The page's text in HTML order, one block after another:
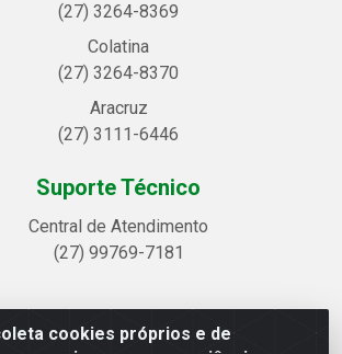
cookies próprios e de
(27) 3264-8369
Colatina
(27) 3264-8370
Aracruz
(27) 3111-6446
Suporte Técnico
Central de Atendimento
(27) 99769-7181
LTDA - Avenida Alegre, 2521 -